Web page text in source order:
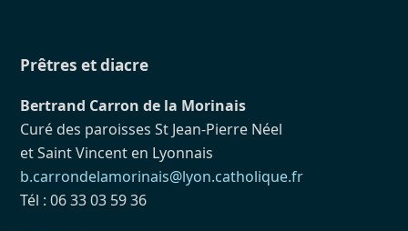
Prêtres et diacre
Bertrand Carron de la Morinais
Curé des paroisses St Jean-Pierre Néel
et Saint Vincent en Lyonnais
b.carrondelamorinais@lyon.catholique.fr
Tél : 06 33 03 59 36